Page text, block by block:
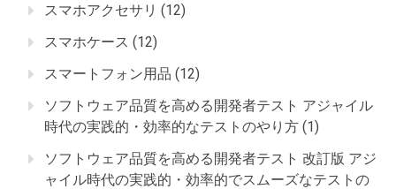
スマホアクセサリ (12)
スマホケース (12)
スマートフォン用品 (12)
ソフトウェア品質を高める開発者テスト アジャイル
時代の実践的・効率的なテストのやり方 (1)
ソフトウェア品質を高める開発者テスト 改訂版 アジ
ャイル時代の実践的・効率的でスムーズなテストの